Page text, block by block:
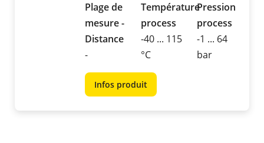
Plage de
mesure -
Distance
-
Température
process
-40 ... 115
°C
Pression
process
-1 ... 64
bar
Infos produit